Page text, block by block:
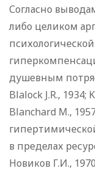
Согласно
либо целиком
душевным
Blalock J.R., 1934;
Blanchard M.,
в пределах
Новиков Г.И.,